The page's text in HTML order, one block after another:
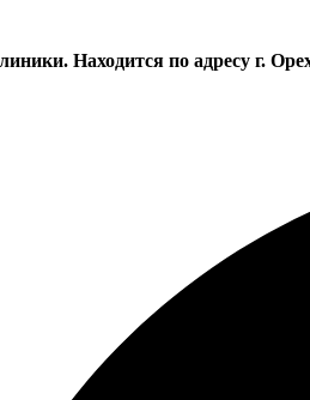
Находится по адресу г.